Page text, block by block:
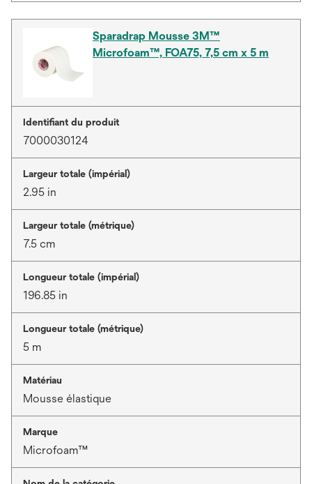
Sparadrap Mousse 3M™
Microfoam™, FOA75, 7,5 cm x 5 m
Identifiant du produit
7000030124
Largeur totale (impérial)
2.95 in
Largeur totale (métrique)
7.5 cm
Longueur totale (impérial)
196.85 in
Longueur totale (métrique)
5 m
Matériau
Mousse élastique
Marque
Microfoam™